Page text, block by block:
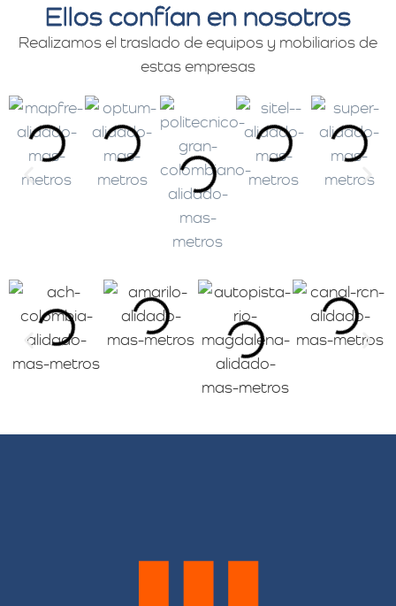
Ellos confían en nosotros
Realizamos el traslado de equipos y mobiliarios de
estas empresas